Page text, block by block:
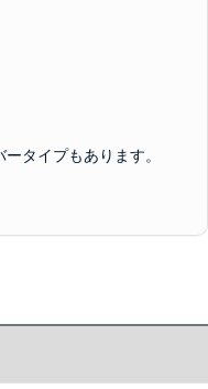
タイプもあります。